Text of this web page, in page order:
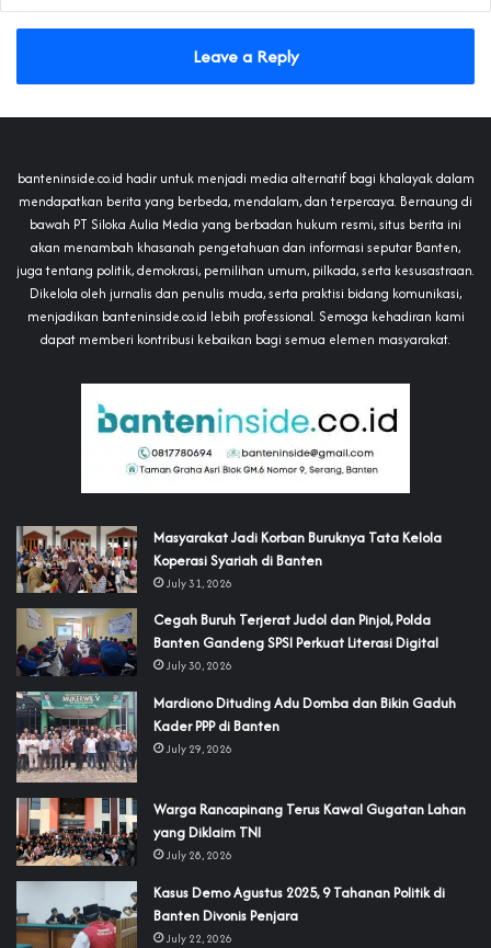
Leave a Reply
banteninside.co.id hadir untuk menjadi media alternatif bagi khalayak dalam
mendapatkan berita yang berbeda, mendalam, dan terpercaya. Bernaung di
bawah PT Siloka Aulia Media yang berbadan hukum resmi, situs berita ini
akan menambah khasanah pengetahuan dan informasi seputar Banten,
juga tentang politik, demokrasi, pemilihan umum, pilkada, serta kesusastraan.
Dikelola oleh jurnalis dan penulis muda, serta praktisi bidang komunikasi,
menjadikan banteninside.co.id lebih professional. Semoga kehadiran kami
dapat memberi kontribusi kebaikan bagi semua elemen masyarakat.
‎Masyarakat Jadi Korban Buruknya Tata Kelola
Koperasi Syariah di Banten
July 31, 2026
Cegah Buruh Terjerat Judol dan Pinjol, Polda
Banten Gandeng SPSI Perkuat Literasi Digital
July 30, 2026
‎Mardiono Dituding Adu Domba dan Bikin Gaduh
Kader PPP di Banten
July 29, 2026
‎Warga Rancapinang Terus Kawal Gugatan Lahan
yang Diklaim TNI‎‎
July 28, 2026
‎Kasus Demo Agustus 2025, 9 Tahanan Politik di
Banten Divonis Penjara
July 22, 2026